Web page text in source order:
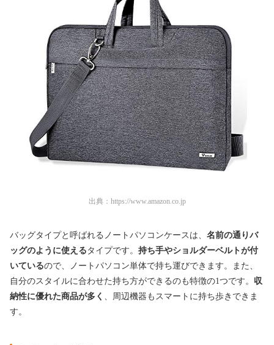
出典： https://www.amazon.co.jp
バッグタイプと呼ばれるノートパソコンケースは、 名前の通りバ
ッグのように使える タイプです。 持ち手やショルダーベルトが付
いているので、ノートパソコン単体で持ち運びできます。また、
自分のスタイルに合わせた持ち方ができるのも特徴の1つです。 収
納性に優れた商品が多く 、周辺機器もスマートに持ち歩きできま
す。